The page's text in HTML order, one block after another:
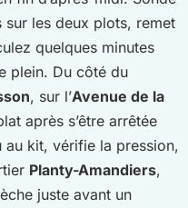
les deux plots, remet
quelques minutes
plein. Du côté du
, sur l’Avenue de la
après s’être arrêtée
au kit, vérifie la pression,
Planty-Amandiers,
juste avant un